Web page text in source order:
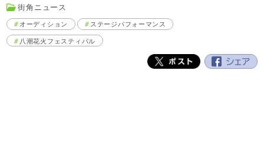
街角ニュース
オーディション
ステージパフォーマンス
八潮花火フェスティバル